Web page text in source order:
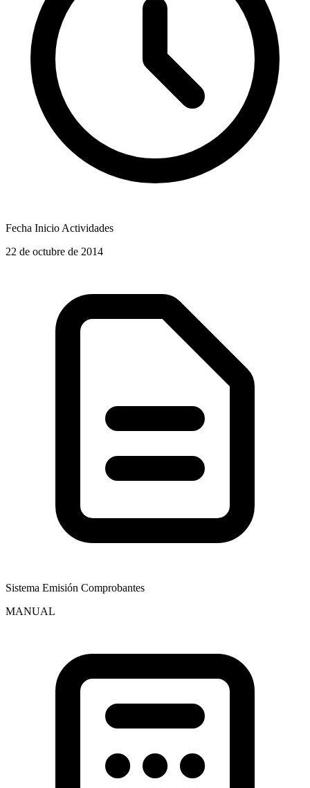
Fecha Inicio Actividades
22 de octubre de 2014
Sistema Emisión Comprobantes
MANUAL